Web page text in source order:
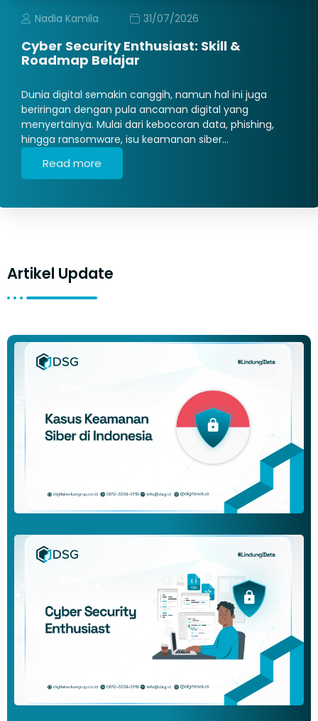
Nadia Kamila 31/07/2026
Cyber Security Enthusiast: Skill &
Roadmap Belajar
Dunia digital semakin canggih, namun hal ini juga
beriringan dengan pula ancaman digital yang
menyertainya. Mulai dari kebocoran data, phishing,
hingga ransomware, isu keamanan siber…
Read more
Artikel Update